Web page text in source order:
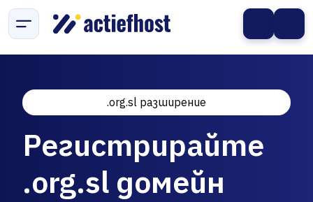
.org.sl разширение
Регистрирайте
.org.sl домейн